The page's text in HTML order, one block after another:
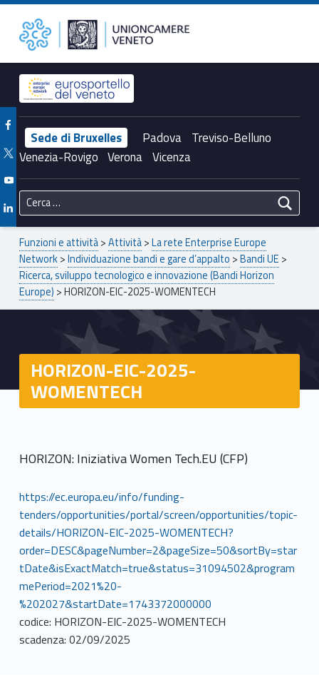
HORIZON-EIC-2025-WOMENTECH – Unioncamere del Veneto Unioncamere del Veneto
Header info sidebar
Sede di Bruxelles Padova Treviso-Belluno
Venezia-Rovigo Verona Vicenza
Facebook Unioncamere Veneto
Twitter Unioncamere Veneto
Youtube Unioncamere Veneto
Linkedin Unioncamere Veneto
Ricerca per:
Breadcrumbs navigation
Funzioni e attività>Attività>La rete Enterprise Europe
Network>Individuazione bandi e gare d’appalto >Bandi UE >
Ricerca, sviluppo tecnologico e innovazione (Bandi Horizon
Europe) >HORIZON-EIC-2025-WOMENTECH
HORIZON-EIC-2025-
WOMENTECH
HORIZON: Iniziativa Women Tech.EU (CFP)
https://ec.europa.eu/info/funding-
tenders/opportunities/portal/screen/opportunities/topic-
details/HORIZON-EIC-2025-WOMENTECH?
order=DESC&pageNumber=2&pageSize=50&sortBy=star
tDate&isExactMatch=true&status=31094502&program
mePeriod=2021%20-
%202027&startDate=1743372000000
codice: HORIZON-EIC-2025-WOMENTECH
scadenza: 02/09/2025